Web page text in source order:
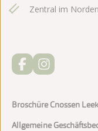
Zentral im
Broschüre Cnossen
Allgemeine